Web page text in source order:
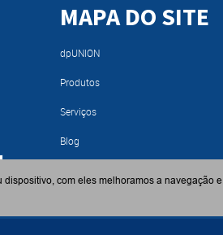
MAPA DO SITE
dpUNION
Produtos
Serviços
Blog
com eles melhoramos a navegação e